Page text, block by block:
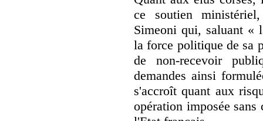
ce soutien
Simeoni qui, saluant «
la force politique de sa
de non-recevoir
demandes ainsi
s'accroît quant aux
opération imposée